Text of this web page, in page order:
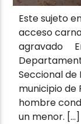
Este sujeto
acceso
agravado
Seccional de
municipio de
hombre
un menor. […]